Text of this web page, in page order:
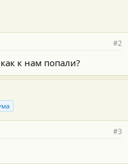
#2
к нам попали?
#3